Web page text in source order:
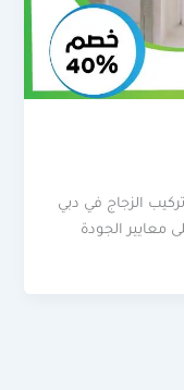
الزجاج في دبي
معايير الجودة